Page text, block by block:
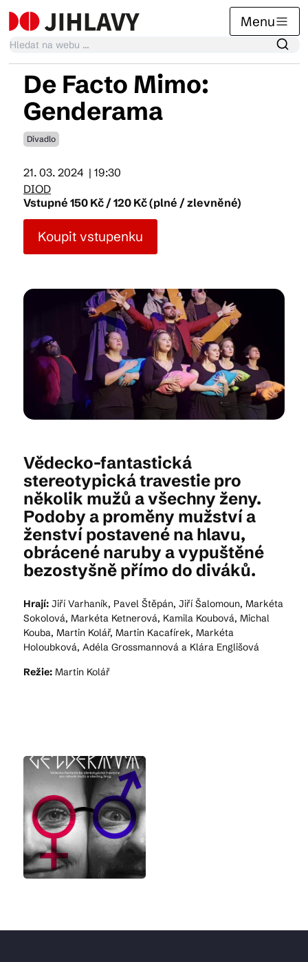
Menu
Kalendář akcí
Tradiční akce
Články
Suvenýry
Praktické info
Kam vyrazit
DE
© 2026 Brána Jihlavy
De Facto Mimo:
Genderama
Divadlo
21. 03. 2024 | 19:30
DIOD
Vstupné 150 Kč / 120 Kč (plné / zlevněné)
Koupit vstupenku
Vědecko-fantastická
stereotypická travestie pro
několik mužů a všechny ženy.
Podoby a proměny mužství a
ženství postavené na hlavu,
obrácené naruby a vypuštěné
bezostyšně přímo do diváků.
Hrají: Jiří Varhaník, Pavel Štěpán, Jiří Šalomoun, Markéta
Sokolová, Markéta Ketnerová, Kamila Koubová, Michal
Kouba, Martin Kolář, Martin Kacafírek, Markéta
Holoubková, Adéla Grossmannová a Klára Englišová
Režie: Martin Kolář